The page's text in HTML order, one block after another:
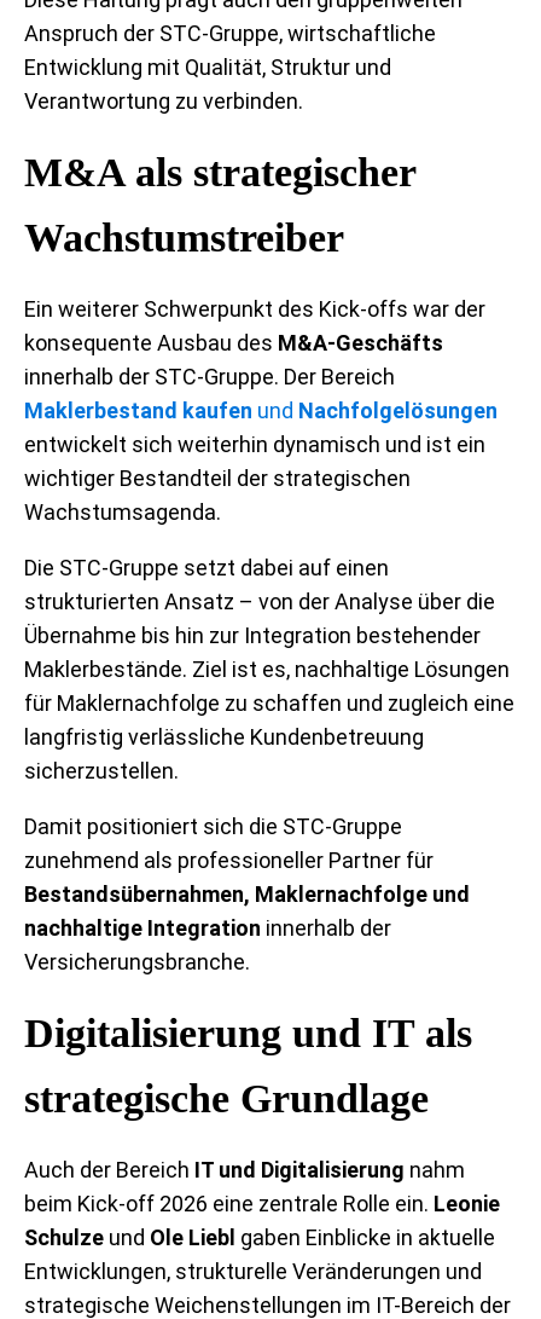
Anspruch der STC-Gruppe, wirtschaftliche
Entwicklung mit Qualität, Struktur und
Verantwortung zu verbinden.
M&A als strategischer
Wachstumstreiber
Ein weiterer Schwerpunkt des Kick-offs war der
konsequente Ausbau des M&A-Geschäfts
innerhalb der STC-Gruppe. Der Bereich
Maklerbestand kaufen und Nachfolgelösungen
entwickelt sich weiterhin dynamisch und ist ein
wichtiger Bestandteil der strategischen
Wachstumsagenda.
Die STC-Gruppe setzt dabei auf einen
strukturierten Ansatz – von der Analyse über die
Übernahme bis hin zur Integration bestehender
Maklerbestände. Ziel ist es, nachhaltige Lösungen
für Maklernachfolge zu schaffen und zugleich eine
langfristig verlässliche Kundenbetreuung
sicherzustellen.
Damit positioniert sich die STC-Gruppe
zunehmend als professioneller Partner für
Bestandsübernahmen, Maklernachfolge und
nachhaltige Integration innerhalb der
Versicherungsbranche.
Digitalisierung und IT als
strategische Grundlage
Auch der Bereich IT und Digitalisierung nahm
beim Kick-off 2026 eine zentrale Rolle ein. Leonie
Schulze und Ole Liebl gaben Einblicke in aktuelle
Entwicklungen, strukturelle Veränderungen und
strategische Weichenstellungen im IT-Bereich der